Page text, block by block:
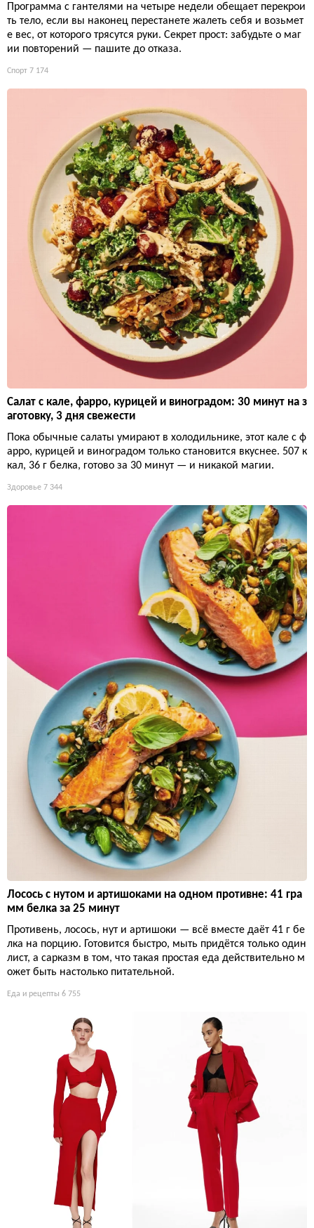
Программа с гантелями на четыре недели обещает перекрои
ть тело, если вы наконец перестанете жалеть себя и возьмет
е вес, от которого трясутся руки. Секрет прост: забудьте о маг
ии повторений — пашите до отказа.
Спорт 7 174
Салат с кале, фарро, курицей и виноградом: 30 минут на з
аготовку, 3 дня свежести
Пока обычные салаты умирают в холодильнике, этот кале с ф
арро, курицей и виноградом только становится вкуснее. 507 к
кал, 36 г белка, готово за 30 минут — и никакой магии.
Здоровье 7 344
Лосось с нутом и артишоками на одном противне: 41 гра
мм белка за 25 минут
Противень, лосось, нут и артишоки — всё вместе даёт 41 г бе
лка на порцию. Готовится быстро, мыть придётся только один
лист, а сарказм в том, что такая простая еда действительно м
ожет быть настолько питательной.
Еда и рецепты 6 755